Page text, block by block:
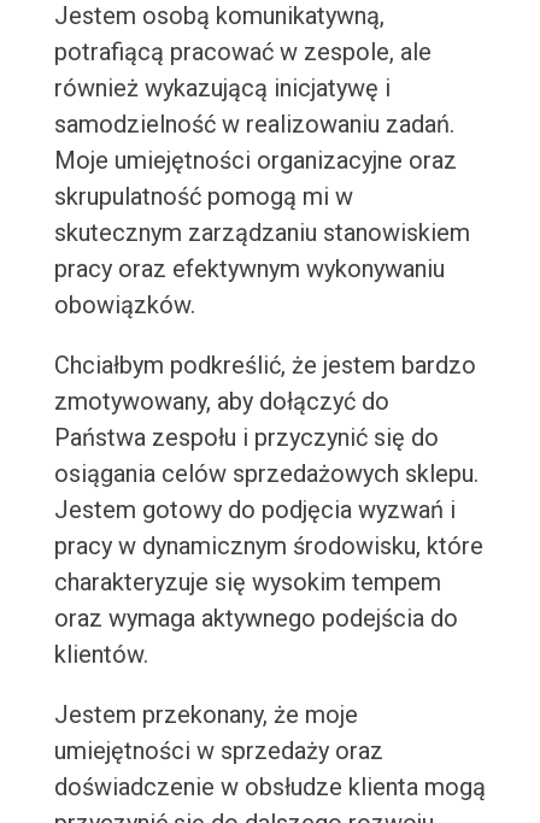
Jestem osobą komunikatywną,
potrafiącą pracować w zespole, ale
również wykazującą inicjatywę i
samodzielność w realizowaniu zadań.
Moje umiejętności organizacyjne oraz
skrupulatność pomogą mi w
skutecznym zarządzaniu stanowiskiem
pracy oraz efektywnym wykonywaniu
obowiązków.
Chciałbym podkreślić, że jestem bardzo
zmotywowany, aby dołączyć do
Państwa zespołu i przyczynić się do
osiągania celów sprzedażowych sklepu.
Jestem gotowy do podjęcia wyzwań i
pracy w dynamicznym środowisku, które
charakteryzuje się wysokim tempem
oraz wymaga aktywnego podejścia do
klientów.
Jestem przekonany, że moje
umiejętności w sprzedaży oraz
doświadczenie w obsłudze klienta mogą